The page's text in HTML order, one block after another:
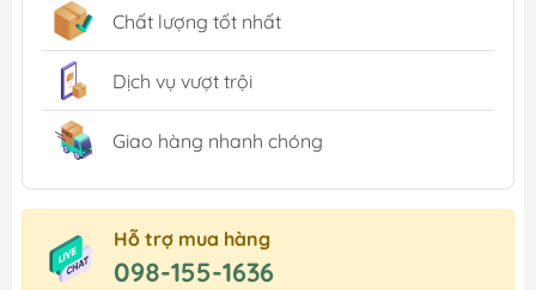
Chất lượng tốt nhất
Dịch vụ vượt trội
Giao hàng nhanh chóng
Hỗ trợ mua hàng
098-155-1636